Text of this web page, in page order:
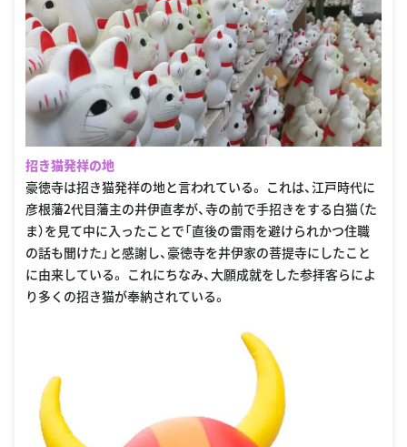
招き猫発祥の地
豪徳寺は招き猫発祥の地と言われている。 これは、江戸時代に
彦根藩2代目藩主の井伊直孝が、寺の前で手招きをする白猫（た
ま）を見て中に入ったことで「直後の雷雨を避けられかつ住職
の話も聞けた」と感謝し、豪徳寺を井伊家の菩提寺にしたこと
に由来している。 これにちなみ、大願成就をした参拝客らによ
り多くの招き猫が奉納されている。